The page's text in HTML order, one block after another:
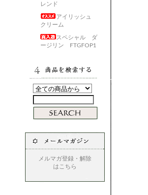
レンド
アイリッシュ
クリーム
スペシャル ダ
ージリン FTGFOP1
メルマガ登録・解除
はこちら